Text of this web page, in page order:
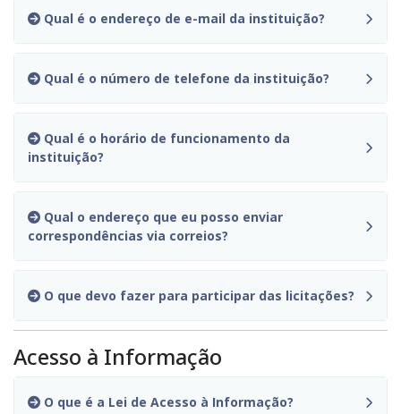
Qual é o endereço de e-mail da instituição?
Qual é o número de telefone da instituição?
instituição?
correspondências via correios?
O que devo fazer para participar das licitações?
Acesso à Informação
O que é a Lei de Acesso à Informação?